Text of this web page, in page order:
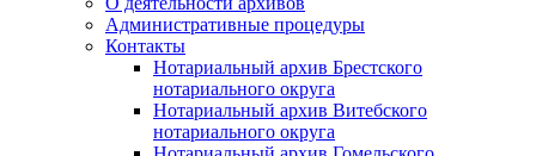
Административные процедуры
Контакты
Нотариальный архив Брестского
нотариального округа
Нотариальный архив Витебского
нотариального округа